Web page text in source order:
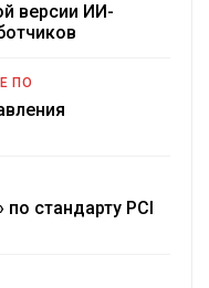
версии ИИ-
ПО
стандарту PCI